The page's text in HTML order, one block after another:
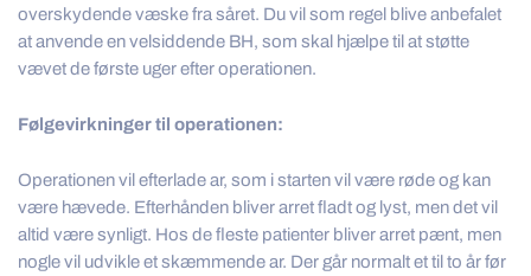
overskydende væske fra såret. Du vil som regel blive anbefalet
at anvende en velsiddende BH, som skal hjælpe til at støtte
vævet de første uger efter operationen.
Følgevirkninger til operationen:
Operationen vil efterlade ar, som i starten vil være røde og kan
være hævede. Efterhånden bliver arret fladt og lyst, men det vil
altid være synligt. Hos de fleste patienter bliver arret pænt, men
nogle vil udvikle et skæmmende ar. Der går normalt et til to år før